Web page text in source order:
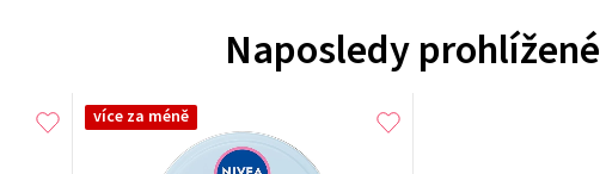
Naposledy prohlížené
více za méně